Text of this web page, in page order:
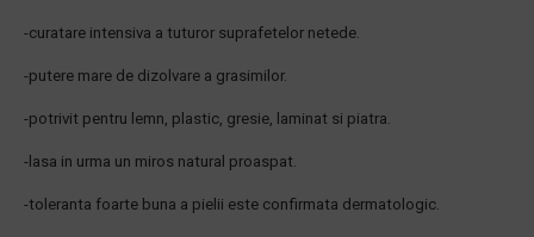
-curatare intensiva a tuturor suprafetelor netede.
-putere mare de dizolvare a grasimilor.
-potrivit pentru lemn, plastic, gresie, laminat si piatra.
-lasa in urma un miros natural proaspat.
-toleranta foarte buna a pielii este confirmata dermatologic.